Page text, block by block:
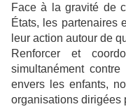
Face à la gravité de
États, les partenaires
leur action autour de
Renforcer et
simultanément
envers les enfants,
organisations dirigées